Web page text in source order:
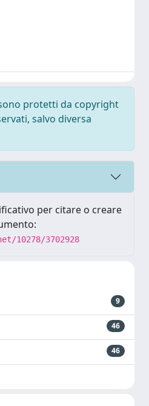
protetti da copyright
salvo diversa
per citare o creare
10278/3702928
9
46
46